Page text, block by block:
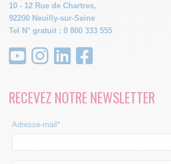
10 - 12 Rue de Chartres,
92200 Neuilly-sur-Seine
Tel N° gratuit : 0 800 333 555
RECEVEZ NOTRE NEWSLETTER
Adresse-mail*